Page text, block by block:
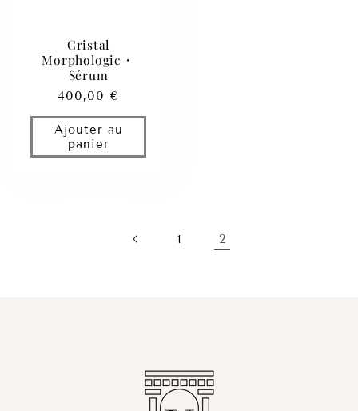
Cristal
Morphologic・
Sérum
Prix
habituel
400,00 €
Ajouter au
panier
1 2